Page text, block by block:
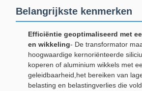
Belangrijkste kenmerken
Efficiëntie geoptimaliseerd met
en wikkeling- De transformator
hoogwaardige kernoriënteerde
koperen of aluminium wikkels met
geleidbaarheid,het bereiken van
belasting en belastingverlies die